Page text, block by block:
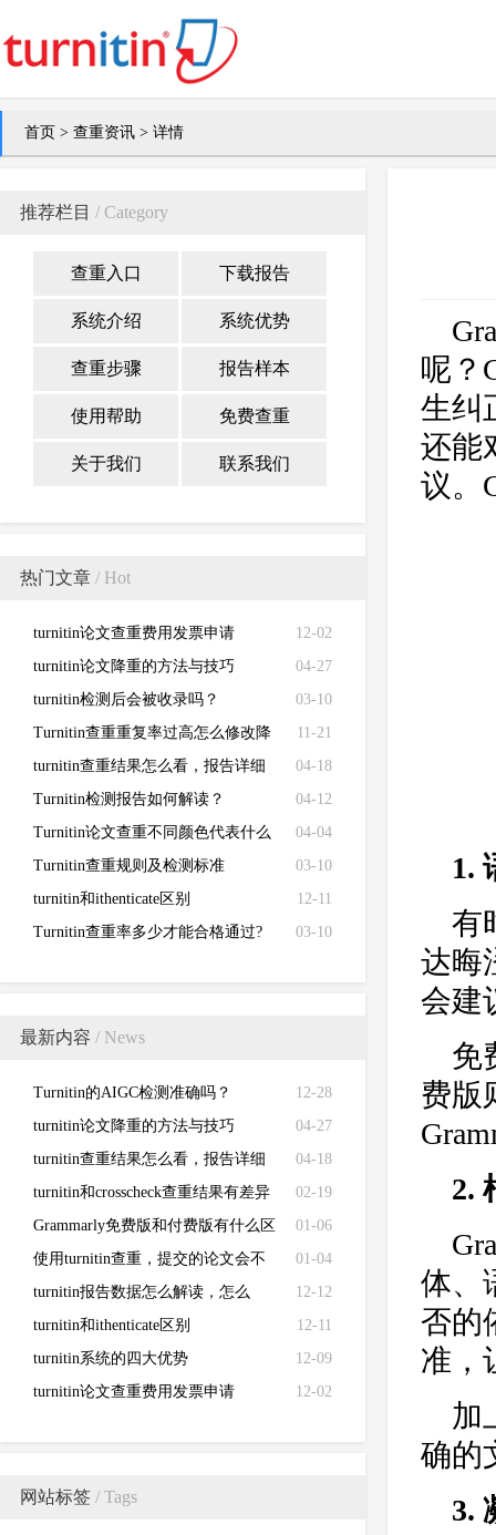
首页 > 查重资讯 > 详情
推荐栏目 / Category
查重入口 下载报告
系统介绍 系统优势
查重步骤 报告样本
使用帮助 免费查重
关于我们 联系我们
热门文章 / Hot
12-02
turnitin论文查重费用发票申请
04-27
turnitin论文降重的方法与技巧
03-10
turnitin检测后会被收录吗？
11-21
Turnitin查重重复率过高怎么修改降
低
04-18
turnitin查重结果怎么看，报告详细
解读来了！
04-12
Turnitin检测报告如何解读？
04-04
Turnitin论文查重不同颜色代表什么
03-10
Turnitin查重规则及检测标准
12-11
turnitin和ithenticate区别
03-10
Turnitin查重率多少才能合格通过?
最新内容 / News
12-28
Turnitin的AIGC检测准确吗？
04-27
turnitin论文降重的方法与技巧
04-18
turnitin查重结果怎么看，报告详细
解读来了！
02-19
turnitin和crosscheck查重结果有差异
01-06
Grammarly免费版和付费版有什么区
别？
01-04
使用turnitin查重，提交的论文会不
会被泄露？
12-12
turnitin报告数据怎么解读，怎么
看？
12-11
turnitin和ithenticate区别
12-09
turnitin系统的四大优势
12-02
turnitin论文查重费用发票申请
网站标签 / Tags
呢？
生纠
还能
议。
1.
有
达晦
会建
免
费版
2.
体、
否的
准，
加
确的
3.